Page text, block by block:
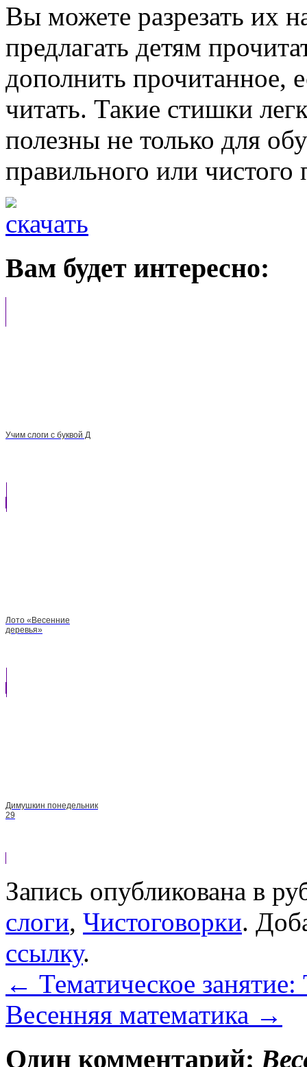
Вы можете разрезать их
предлагать детям
дополнить прочитанное,
читать. Такие стишки
полезны не только для
правильного или
Вам будет интересно:
Учим слоги с буквой Д
Лото «Весенние
деревья»
Димушкин понедельник
29
Запись опубликована в
слоги, Чистоговорки.
ссылку.
← Тематическое
Весенняя математика →
Один комментарий: